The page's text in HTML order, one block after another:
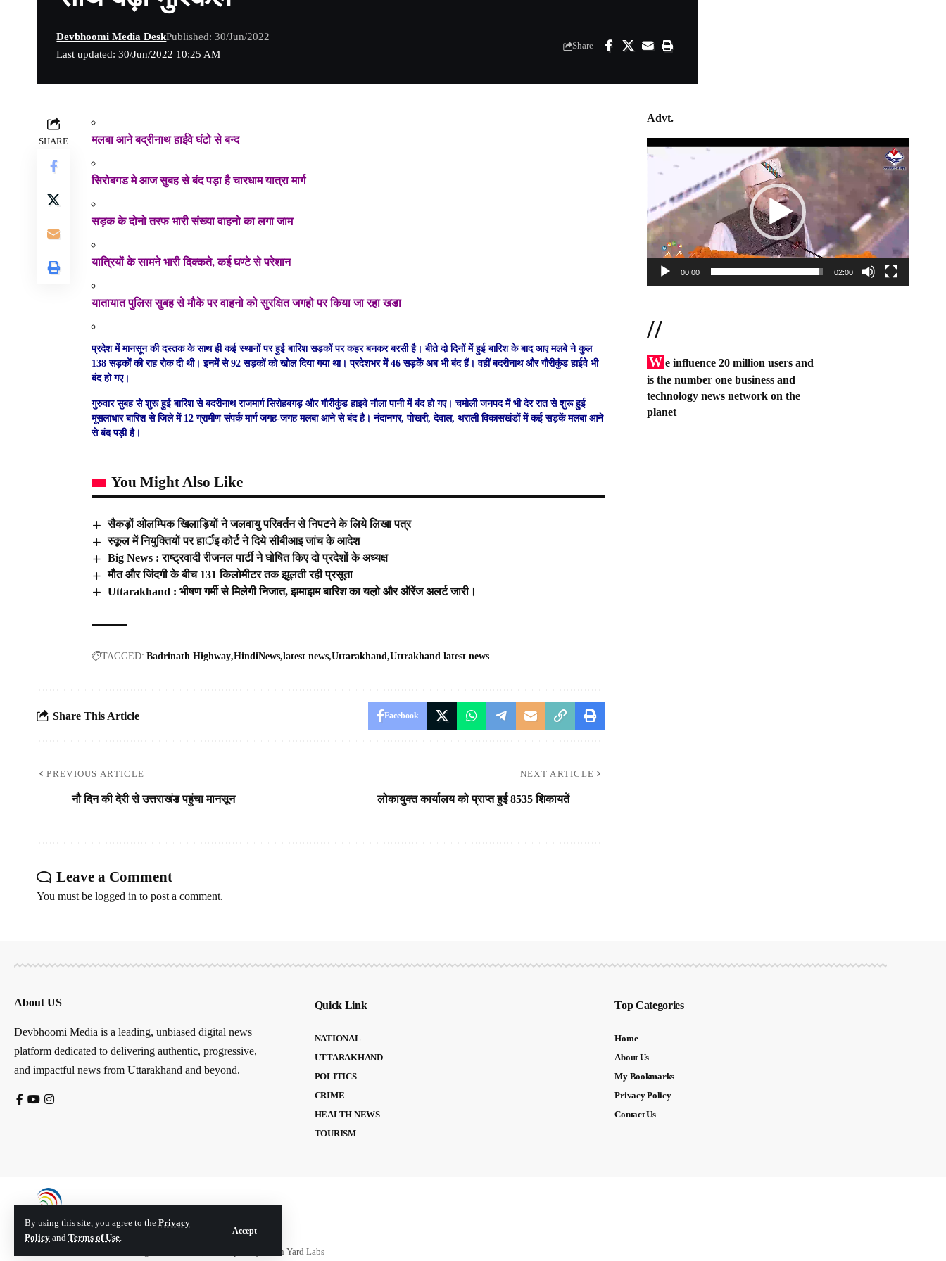
By using this site, you agree to the Privacy
Policy and Terms of Use.
Accept
Last updated: 30/Jun/2022 10:25 AM
Devbhoomi Media DeskPublished: 30/Jun/2022
Share
SHARE मलबा आने बद्रीनाथ हाईवे घंटो से बन्द
सिरोबगड मे आज सुबह से बंद पड़ा है चारधाम यात्रा मार्ग
सड़क के दोनो तरफ भारी संख्या वाहनो का लगा जाम
यात्रियों के सामने भारी दिक्कते, कई घण्टे से परेशान
यातायात पुलिस सुबह से मौके पर वाहनो को सुरक्षित जगहो पर किया जा रहा खडा
प्रदेश में मानसून की दस्तक के साथ ही कई स्थानों पर हुई बारिश सड़कों पर कहर बनकर बरसी है। बीते दो दिनों में हुई बारिश के बाद आए मलबे ने कुल
138 सड़कों की राह रोक दी थी। इनमें से 92 सड़कों को खोल दिया गया था। प्रदेशभर में 46 सड़कें अब भी बंद हैं। वहीं बदरीनाथ और गौरीकुंड हाईवे भी
बंद हो गए।
गुरुवार सुबह से शुरू हुई बारिश से बदरीनाथ राजमार्ग सिरोहबगड़ और गौरीकुंड हाइवे नौला पानी में बंद हो गए। चमोली जनपद में भी देर रात से शुरू हुई
मूसलाधार बारिश से जिले में 12 ग्रामीण संपर्क मार्ग जगह-जगह मलबा आने से बंद है। नंदानगर, पोखरी, देवाल, थराली विकासखंडों में कई सड़कें मलबा आने
से बंद पड़ी है।
You Might Also Like
सैकड़ों ओलम्पिक खिलाड़ियों ने जलवायु परिवर्तन से निपटने के लिये लिखा पत्र
स्कूल में नियुक्तियों पर हार्इ कोर्ट ने दिये सीबीआइ जांच के आदेश
Big News : राष्ट्रवादी रीजनल पार्टी ने घोषित किए दो प्रदेशों के अध्यक्ष
मौत और जिंदगी के बीच 131 किलोमीटर तक झूलती रही प्रसूता
Uttarakhand : भीषण गर्मी से मिलेगी निजात, झमाझम बारिश का यल़ो और ऑरेंज अलर्ट जारी।
TAGGED: Badrinath Highway HindiNews latest news Uttarakhand Uttrakhand latest news
Share This Article Facebook
PREVIOUS ARTICLE
नौ दिन की देरी से उत्तराखंड पहुंचा मानसून
NEXT ARTICLE
लोकायुक्त कार्यालय को प्राप्त हुई 8535 शिकायतें
Leave a Comment
You must be logged in to post a comment.
Advt.
Video
00:00 02:00
//
W e influence 20 million users and
is the number one business and
technology news network on the
planet
About US
Devbhoomi Media is a leading, unbiased digital news
platform dedicated to delivering authentic, progressive,
and impactful news from Uttarakhand and beyond.
Quick Link
NATIONAL
UTTARAKHAND
POLITICS
CRIME
HEALTH NEWS
TOURISM
Top Categories
Home
About Us
My Bookmarks
Privacy Policy
Contact Us
Tech Yard Labs